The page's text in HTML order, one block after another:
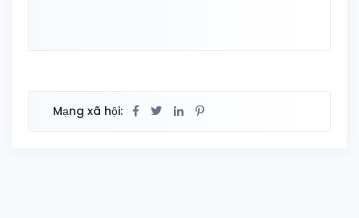
Mạng xã hội: